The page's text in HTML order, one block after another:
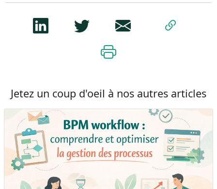
Jetez un coup d'oeil à nos autres articles